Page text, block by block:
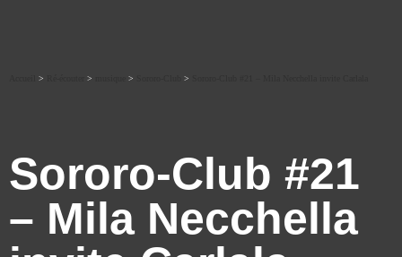
> > > >
Sororo-Club #21
– Mila Necchella